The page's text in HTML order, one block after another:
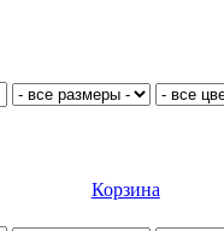
Корзина